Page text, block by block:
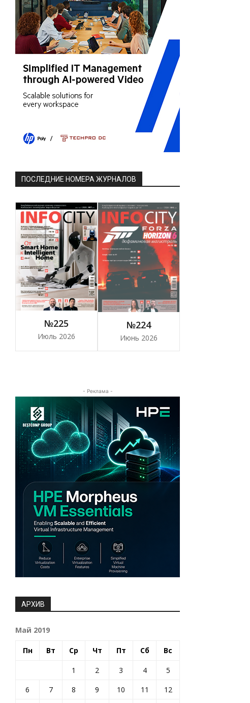
ПОСЛЕДНИЕ НОМЕРА ЖУРНАЛОВ
№225
Июль 2026
№224
Июнь 2026
- Реклама -
АРХИВ
Май 2019
Пн Вт Ср Чт Пт Сб Вс
1 2 3 4
5
6
7 8 9 10 11 12